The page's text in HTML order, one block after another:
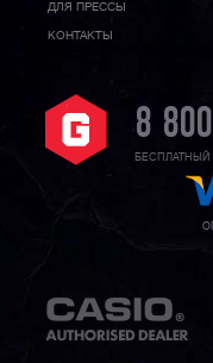
ДЛЯ ПРЕССЫ
КОНТАКТЫ
8 800